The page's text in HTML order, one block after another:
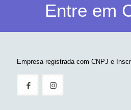
Entre em
Empresa registrada com CNPJ e